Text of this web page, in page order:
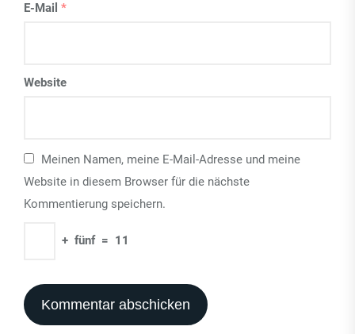
E-Mail *
Website
Meinen Namen, meine E-Mail-Adresse und meine
Website in diesem Browser für die nächste
Kommentierung speichern.
+ fünf = 11